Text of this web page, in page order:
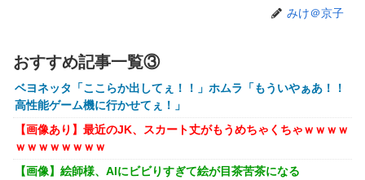
くって終わるｗｗｗｗｗｗｗ
を減らすチート技が発覚ｗｗｗ
【動画】大阪府警に射殺されたオッサン、めちゃめちゃ苦し
そうに死ぬ
【悲報】黒人、卑怯すぎて炎上するｗｗｗｗ
みけ＠京子
おすすめ記事一覧③
ベヨネッタ「ここらか出してぇ！！」ホムラ「もういやぁあ！！
高性能ゲーム機に行かせてぇ！」
【画像あり】最近のJK、スカート丈がもうめちゃくちゃｗｗｗｗ
ｗｗｗｗｗｗｗｗ
【画像】絵師様、AIにビビりすぎて絵が目茶苦茶になる